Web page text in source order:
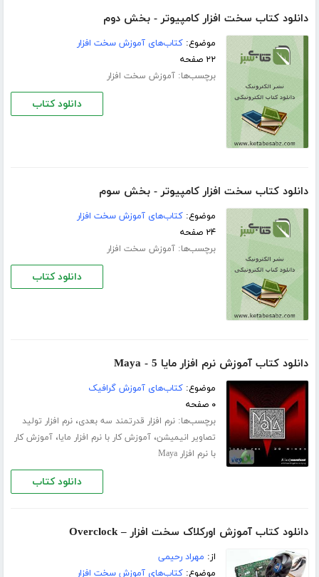
دانلود کتاب سخت افزار کامپیوتر - بخش دوم
موضوع:کتاب‌های آموزش سخت افزار
۲۲ صفحه
برچسب‌ها:آموزش سخت افزار
دانلود کتاب
دانلود کتاب سخت افزار کامپیوتر - بخش سوم
موضوع:کتاب‌های آموزش سخت افزار
۲۴ صفحه
برچسب‌ها:آموزش سخت افزار
دانلود کتاب
دانلود کتاب آموزش نرم افزار مایا 5 - Maya
موضوع:کتاب‌های آموزش گرافیک
۰ صفحه
برچسب‌ها:نرم افزار قدرتمند سه بعدی،نرم افزار تولید
تصاویر انیمیشن،آموزش کار با نرم افزار مایا،آموزش کار
با نرم افزار Maya
دانلود کتاب
دانلود کتاب آموزش اورکلاک سخت افزار – Overclock
از: مهراد رحیمی
موضوع:کتاب‌های آموزش سخت افزار